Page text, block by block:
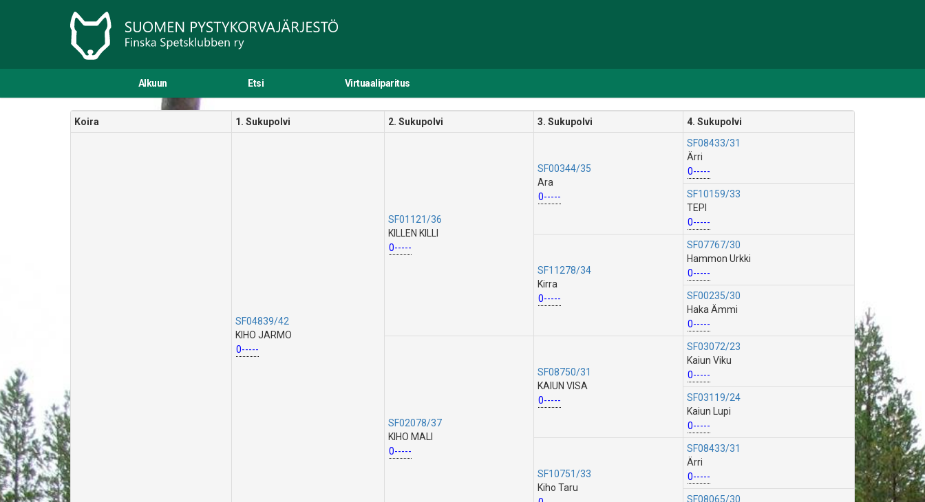
Alkuun Etsi Virtuaaliparitus
Koira 1. Sukupolvi 2. Sukupolvi 3. Sukupolvi 4. Sukupolvi
SF04839/42
KIHO JARMO
0-----
SF01121/36
KILLEN KILLI
0-----
SF00344/35
Ara
0-----
SF08433/31
Ärri
0-----
SF10159/33
TEPI
0-----
SF11278/34
Kirra
0-----
SF07767/30
Hammon Urkki
0-----
SF00235/30
Haka Ämmi
0-----
SF02078/37
KIHO MALI
0-----
SF08750/31
KAIUN VISA
0-----
SF03072/23
Kaiun Viku
0-----
SF03119/24
Kaiun Lupi
0-----
SF10751/33
Kiho Taru
SF08433/31
Ärri
0-----
SF08065/30